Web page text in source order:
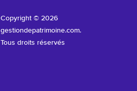
Copyright © 2026
gestiondepatrimoine.com.
Tous droits réservés